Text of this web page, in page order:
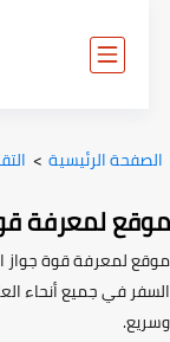
الرئيسية> التقنية
لمعرفة قوة
لمعرفة قوة جواز
في جميع أنحاء